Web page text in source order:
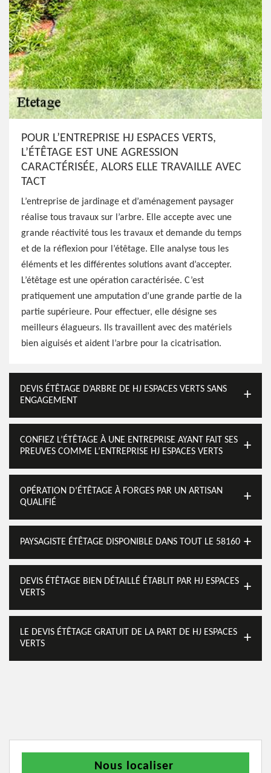
POUR L’ENTREPRISE HJ ESPACES VERTS,
L’ÉTÊTAGE EST UNE AGRESSION
CARACTÉRISÉE, ALORS ELLE TRAVAILLE AVEC
TACT
L’entreprise de jardinage et d’aménagement paysager
réalise tous travaux sur l’arbre. Elle accepte avec une
grande réactivité tous les travaux et demande du temps
et de la réflexion pour l’étêtage. Elle analyse tous les
éléments et les différentes solutions avant d’accepter.
L’étêtage est une opération caractérisée. C’est
pratiquement une amputation d’une grande partie de la
partie supérieure. Pour effectuer, elle désigne ses
meilleurs élagueurs. Ils travaillent avec des matériels
bien aiguisés et aident l’arbre pour la cicatrisation.
DEVIS ÉTÊTAGE D’ARBRE DE HJ ESPACES VERTS SANS
ENGAGEMENT
CONFIEZ L’ÉTÊTAGE À UNE ENTREPRISE AYANT FAIT SES
PREUVES COMME L’ENTREPRISE HJ ESPACES VERTS
OPÉRATION D’ÉTÊTAGE À FORGES PAR UN ARTISAN
QUALIFIÉ
PAYSAGISTE ÉTÊTAGE DISPONIBLE DANS TOUT LE 58160
DEVIS ÉTÊTAGE BIEN DÉTAILLÉ ÉTABLIT PAR HJ ESPACES
VERTS
LE DEVIS ÉTÊTAGE GRATUIT DE LA PART DE HJ ESPACES
VERTS
Nous localiser